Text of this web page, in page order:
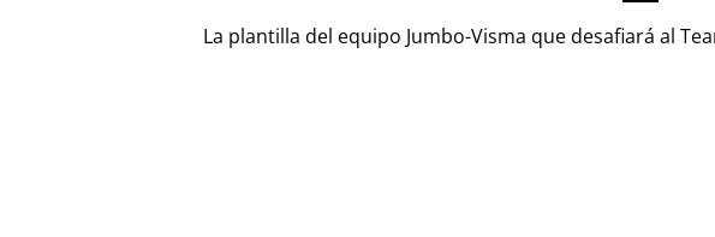
La plantilla del equipo Jumbo-Visma que desafiará al